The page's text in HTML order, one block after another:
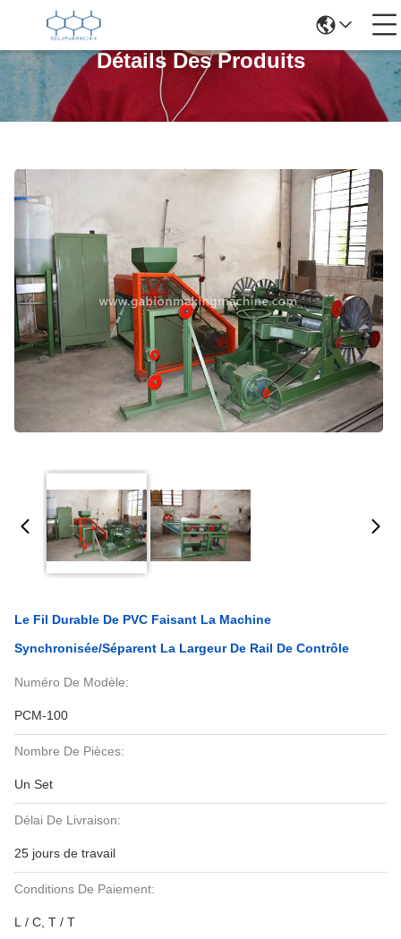
Détails Des Produits
Le Fil Durable De PVC Faisant La Machine
Synchronisée/séparent La Largeur De Rail De Contrôle
Numéro De Modèle:
PCM-100
Nombre De Pièces:
Un Set
Délai De Livraison:
25 jours de travail
Conditions De Paiement:
L / C, T / T